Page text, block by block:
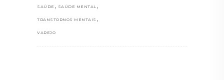
SAÚDE , SAÚDE MENTAL ,
TRANSTORNOS MENTAIS ,
VAREJO